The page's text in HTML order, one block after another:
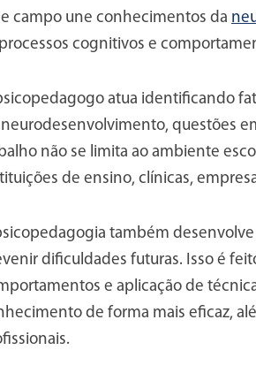
campo une conhecimentos da
cognitivos e
atua identificando
questões
não se limita ao ambiente
de ensino, clínicas,
também
dificuldades futuras. Isso é
e aplicação de
de forma mais eficaz,